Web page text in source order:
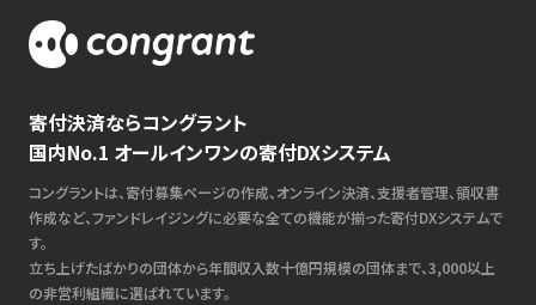
寄付決済ならコングラント
国内No.1 オールインワンの寄付DXシステム
コングラントは、寄付募集ページの作成、オンライン決済、支援者管理、領収書
作成など、ファンドレイジングに必要な全ての機能が揃った寄付DXシステムで
す。
立ち上げたばかりの団体から年間収入数十億円規模の団体まで、3,000以上
の非営利組織に選ばれています。